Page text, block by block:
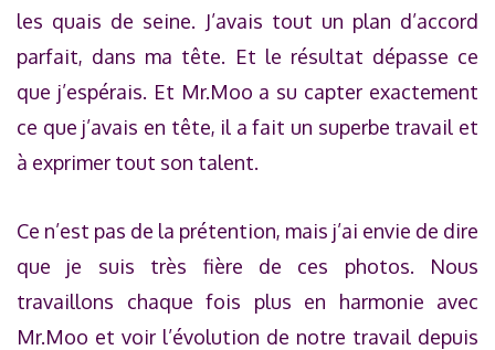
les quais de seine. J’avais tout un plan d’accord
parfait, dans ma tête. Et le résultat dépasse ce
que j’espérais. Et Mr.Moo a su capter exactement
ce que j’avais en tête, il a fait un superbe travail et
à exprimer tout son talent.
Ce n’est pas de la prétention, mais j’ai envie de dire
que je suis très fière de ces photos. Nous
travaillons chaque fois plus en harmonie avec
Mr.Moo et voir l’évolution de notre travail depuis